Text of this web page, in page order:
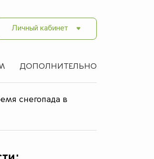
Личный кабинет
ДОПОЛНИТЕЛЬНО
снегопада в